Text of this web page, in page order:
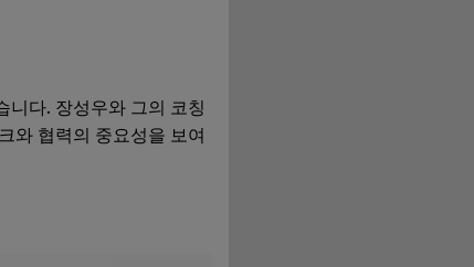
니다. 장성우와 그의 코칭
와 협력의 중요성을 보여